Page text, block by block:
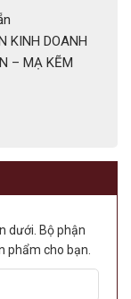
KINH DOANH
– MẠ KẼM
dưới. Bộ phận
phẩm cho bạn.